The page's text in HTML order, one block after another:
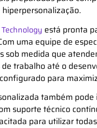
Technology está pronta
uma equipe de
sob medida que
trabalho até o
para
também
suporte técnico
para utilizar